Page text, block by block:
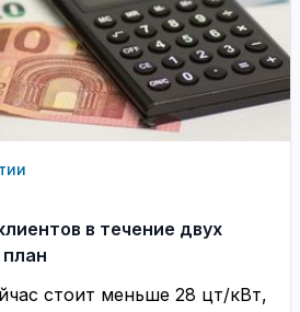
в течение двух
стоит меньше 28 цт/кВт,